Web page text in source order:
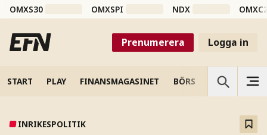
OMXS30 OMXSPI NDX
Prenumerera Logga in
START PLAY FINANSMAGASINET BÖRS VETENSKAP
INRIKESPOLITIK